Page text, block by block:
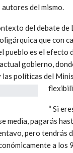
del mismo.
del debate
que con
pueblo es el efecto
gobierno,
políticas del
“ Si
media, pagarás
pero tendrás
a los